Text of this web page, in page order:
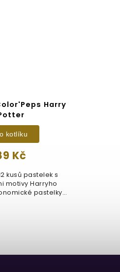
Harry
Kč
kotlíku
kusů pastelek s
motivy Harryho
pastelky